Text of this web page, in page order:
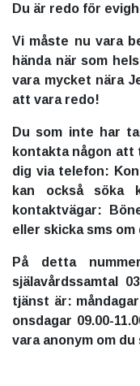
Du är redo för
Vi måste nu vara
hända när som
vara mycket nära
att vara redo!
Du som inte har
kontakta någon att
dig via telefon:
kan också söka
kontaktvägar:
eller skicka sms
På detta
själavårdssamtal
tjänst är: måndagar
onsdagar 09.00-
vara anonym om du